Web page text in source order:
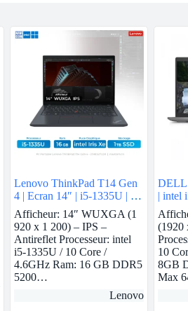
Lenovo ThinkPad T14 Gen
4 | Ecran 14″ | i5-1335U | 16
GB ram | intel Iris Xe | 1 TB
SSD
Afficheur: 14″ WUXGA (1
920 x 1 200) – IPS –
Antireflet Processeur: intel
i5-1335U / 10 Core /
4.6GHz Ram: 16 GB DDR5
5200…
Lenovo
DELL
| intel
(1920
10
8GB
Max